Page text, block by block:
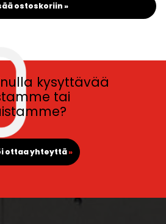
ostoskoriin »
kysyttävää
tai
ottaa yhteyttä»